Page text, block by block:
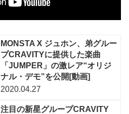
MONSTA X ジュホン、弟グルー
プCRAVITYに提供した楽曲
「JUMPER」の激レア“オリジ
ナル・デモ”を公開[動画]
2020.04.27
注目の新星グループCRAVITY